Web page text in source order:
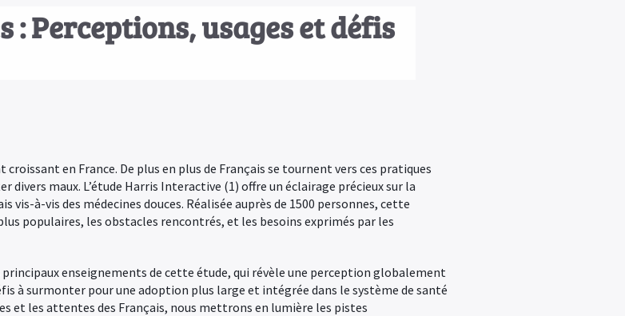
: Perceptions, usages et défis
en France. De plus en plus de Français se tournent vers ces pratiques
divers maux. L’étude Harris Interactive (1) offre un éclairage précieux sur la
à-vis des médecines douces. Réalisée auprès de 1500 personnes, cette
populaires, les obstacles rencontrés, et les besoins exprimés par les
enseignements de cette étude, qui révèle une perception globalement
à surmonter pour une adoption plus large et intégrée dans le système de santé
et les attentes des Français, nous mettrons en lumière les pistes